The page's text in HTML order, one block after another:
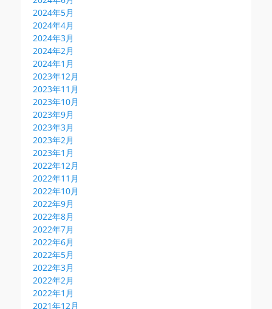
2024年5月
2024年4月
2024年3月
2024年2月
2024年1月
2023年12月
2023年11月
2023年10月
2023年9月
2023年3月
2023年2月
2023年1月
2022年12月
2022年11月
2022年10月
2022年9月
2022年8月
2022年7月
2022年6月
2022年5月
2022年3月
2022年2月
2022年1月
2021年12月